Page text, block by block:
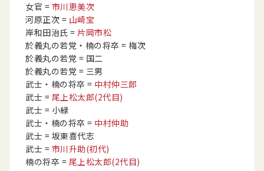
女官 = 市川恵美次
河原正次 = 山崎宝
岸和田治氏 = 片岡市松
於義丸の若党・楠の将卒 = 梅次
於義丸の若党 = 国二
於義丸の若党 = 三男
武士・楠の将卒 = 中村仲三郎
武士 = 尾上松太郎(2代目)
武士 = 小緑
武士・楠の将卒 = 中村仲助
武士 = 坂東喜代志
武士 = 市川升助(初代)
楠の将卒 = 尾上松太郎(2代目)